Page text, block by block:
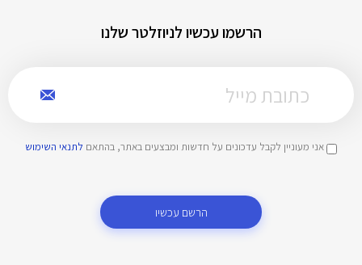
הרשמו עכשיו לניוזלטר שלנו
אני מעוניין לקבל עדכונים על חדשות ומבצעים באתר, בהתאם לתנאי השימוש
הרשם עכשיו